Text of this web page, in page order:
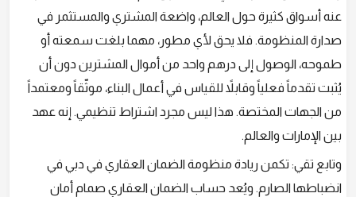
عنه أسواق كثيرة حول العالم، واضعة المشتري والمستثمر في
صدارة المنظومة. فلا يحق لأي مطور، مهما بلغت سمعته أو
طموحه، الوصول إلى درهم واحد من أموال المشترين دون أن
يُثبت تقدماً فعلياً وقابلاً للقياس في أعمال البناء، موثّقاً ومعتمداً
من الجهات المختصة. هذا ليس مجرد اشتراط تنظيمي. إنه عهد
بين الإمارات والعالم.
وتابع تقي: تكمن ريادة منظومة الضمان العقاري في دبي في
انضباطها الصارم. ويُعد حساب الضمان العقاري صمام أمان